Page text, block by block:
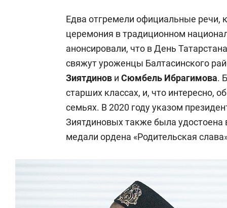
Едва отгремели официальные речи,
церемония в традиционном
анонсировали, что в День
свяжут уроженцы Балтасинского
Зиятдинов и Сюмбель Ибрагимова.
старших классах, и, что интересно,
семьях. В 2020 году указом
Зиятдиновых также была
медали ордена «Родительская